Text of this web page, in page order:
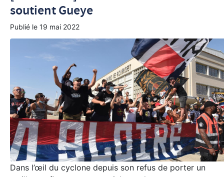
soutient Gueye
Publié le 19 mai 2022
Dans l’œil du cyclone depuis son refus de porter un